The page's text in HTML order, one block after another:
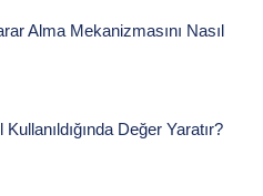
Alma Mekanizmasını Nasıl
Değer Yaratır?